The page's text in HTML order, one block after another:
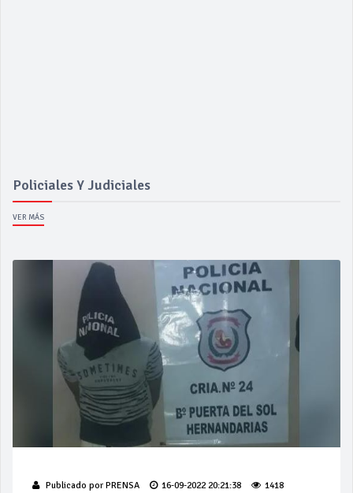
Policiales Y Judiciales
VER MÁS
Publicado por PRENSA 16-09-2022 20:21:38 1418